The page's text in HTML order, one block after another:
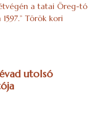
a tatai Öreg-tó
Török kori
utolsó